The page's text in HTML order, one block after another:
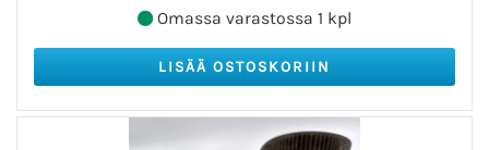
Omassa varastossa 1 kpl